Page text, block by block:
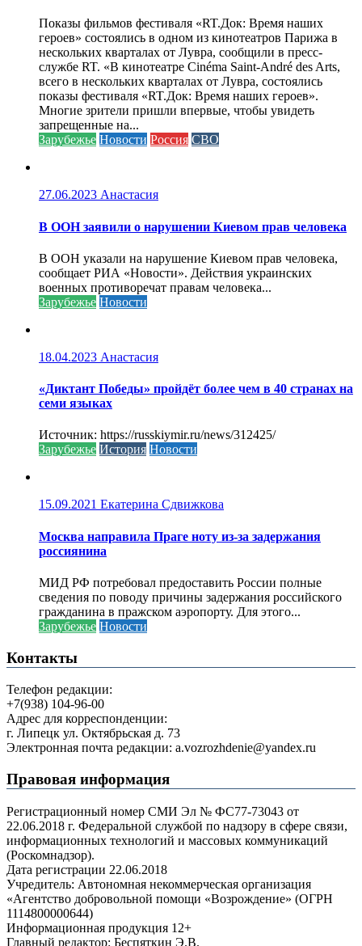
Показы фильмов фестиваля «RT.Док: Время наших
героев» состоялись в одном из кинотеатров Парижа в
нескольких кварталах от Лувра, сообщили в пресс-
службе RT. «В кинотеатре Cinéma Saint-André des Arts,
всего в нескольких кварталах от Лувра, состоялись
показы фестиваля «RT.Док: Время наших героев».
Многие зрители пришли впервые, чтобы увидеть
запрещенные на...
Зарубежье Новости Россия СВО
27.06.2023 Анастасия
В ООН заявили о нарушении Киевом прав человека
В ООН указали на нарушение Киевом прав человека,
сообщает РИА «Новости». Действия украинских
военных противоречат правам человека...
Зарубежье Новости
18.04.2023 Анастасия
«Диктант Победы» пройдёт более чем в 40 странах на
семи языках
Источник: https://russkiymir.ru/news/312425/
Зарубежье История Новости
15.09.2021 Екатерина Сдвижкова
Москва направила Праге ноту из-за задержания
россиянина
МИД РФ потребовал предоставить России полные
сведения по поводу причины задержания российского
гражданина в пражском аэропорту. Для этого...
Зарубежье Новости
Контакты
Телефон редакции:
+7(938) 104-96-00
Адрес для корреспонденции:
г. Липецк ул. Октябрьская д. 73
Электронная почта редакции: a.vozrozhdenie@yandex.ru
Правовая информация
Регистрационный номер СМИ Эл № ФС77-73043 от
22.06.2018 г. Федеральной службой по надзору в сфере связи,
информационных технологий и массовых коммуникаций
(Роскомнадзор).
Дата регистрации 22.06.2018
Учредитель: Автономная некоммерческая организация
«Агентство добровольной помощи «Возрождение» (ОГРН
1114800000644)
Информационная продукция 12+
Главный редактор: Беспяткин Э.В.